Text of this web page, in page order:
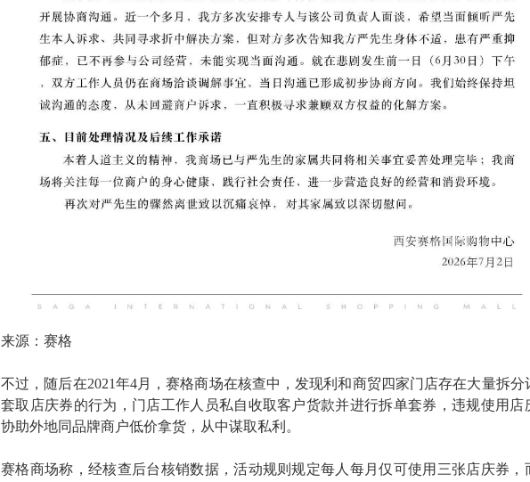
来源：赛格
不过，随后在2021年4月，赛格商场在核查中，发现利和商贸四家门店存在大量拆分
套取店庆券的行为，门店工作人员私自收取客户货款并进行拆单套券，违规使用店
协助外地同品牌商户低价拿货，从中谋取私利。
赛格商场称，经核查后台核销数据，活动规则规定每人每月仅可使用三张店庆券，